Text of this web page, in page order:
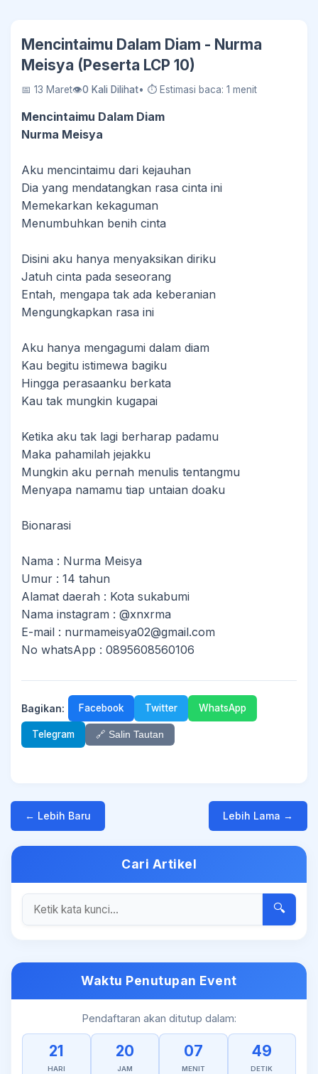
Mencintaimu Dalam Diam - Nurma
Meisya (Peserta LCP 10)
📅 13 Maret👁0 Kali Dilihat• ⏱ Estimasi baca: 1 menit
Mencintaimu Dalam Diam
Nurma Meisya
Aku mencintaimu dari kejauhan
Dia yang mendatangkan rasa cinta ini
Memekarkan kekaguman
Menumbuhkan benih cinta
Disini aku hanya menyaksikan diriku
Jatuh cinta pada seseorang
Entah, mengapa tak ada keberanian
Mengungkapkan rasa ini
Aku hanya mengagumi dalam diam
Kau begitu istimewa bagiku
Hingga perasaanku berkata
Kau tak mungkin kugapai
Ketika aku tak lagi berharap padamu
Maka pahamilah jejakku
Mungkin aku pernah menulis tentangmu
Menyapa namamu tiap untaian doaku
Bionarasi
Nama : Nurma Meisya
Umur : 14 tahun
Alamat daerah : Kota sukabumi
Nama instagram : @xnxrma
E-mail : nurmameisya02@gmail.com
No whatsApp : 0895608560106
Bagikan: Facebook Twitter WhatsApp
Telegram 🔗 Salin Tautan
← Lebih Baru Lebih Lama →
Cari Artikel
🔍
Waktu Penutupan Event
Pendaftaran akan ditutup dalam:
21
HARI
20
JAM
07
MENIT
49
DETIK